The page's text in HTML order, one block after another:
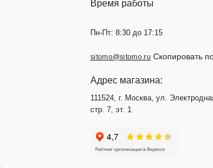
Время работы
Пн-Пт: 8:30 до 17:15
sitomo@sitomo.ru Скопировать
Адрес магазина:
111524, г. Москва, ул.
стр. 7, эт. 1